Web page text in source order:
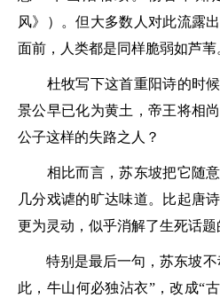
风》）。但大多数人对此流露
面前，人类都是同样脆弱如芦苇
杜牧写下这首重阳诗的时候
景公早已化为黄土，帝王将相
公子这样的失路之人？
相比而言，苏东坡把它随意
几分戏谑的旷达味道。比起唐
更为灵动，似乎消解了生死话题
特别是最后一句，苏东坡不
此，牛山何必独沾衣”，改成“